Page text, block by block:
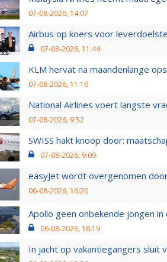
07-08-2026, 14:07
Airbus op koers voor
07-08-2026, 11:44
KLM hervat na maandenlange
07-08-2026, 11:10
National Airlines voert langste
07-08-2026, 9:52
SWISS hakt knoop door:
07-08-2026, 9:09
easyJet wordt overgenomen
06-08-2026, 16:20
Apollo geen onbekende jongen
06-08-2026, 16:19
In jacht op vakantiegangers sluit